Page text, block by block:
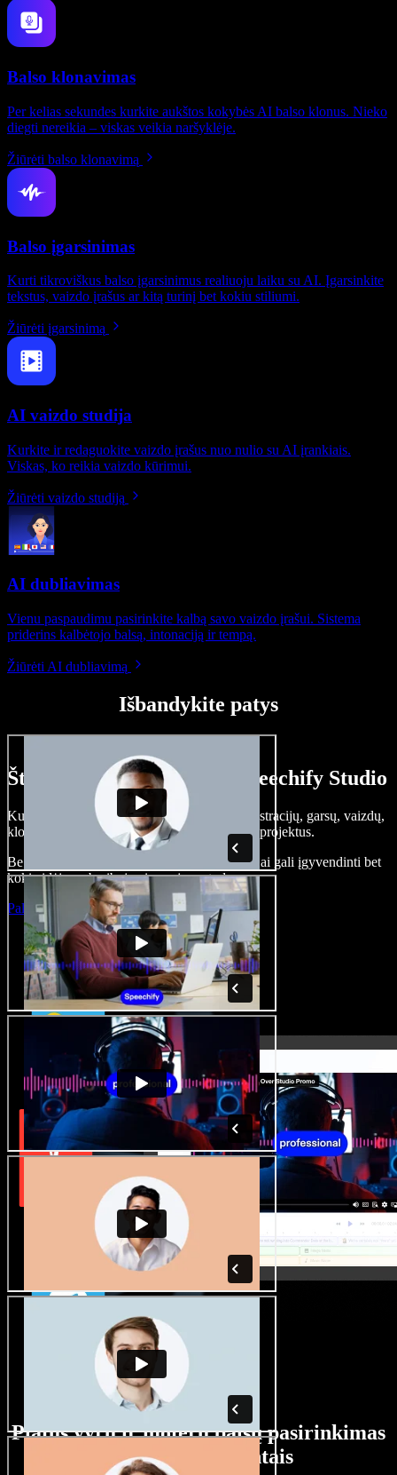
Balso klonavimas
Per kelias sekundes kurkite aukštos kokybės AI balso klonus. Nieko
diegti nereikia – viskas veikia naršyklėje.
Žiūrėti balso klonavimą
Balso įgarsinimas
Kurti tikroviškus balso įgarsinimus realiuoju laiku su AI. Įgarsinkite
tekstus, vaizdo įrašus ar kitą turinį bet kokiu stiliumi.
Žiūrėti įgarsinimą
AI vaizdo studija
Kurkite ir redaguokite vaizdo įrašus nuo nulio su AI įrankiais.
Viskas, ko reikia vaizdo kūrimui.
Žiūrėti vaizdo studiją
AI dubliavimas
Vienu paspaudimu pasirinkite kalbą savo vaizdo įrašui. Sistema
priderins kalbėtojo balsą, intonaciją ir tempą.
Žiūrėti AI dubliavimą
Išbandykite patys
Štai ką galite nuveikti su Speechify Studio
Kurkite įgarsinimus, pridėkite nemokamų iliustracijų, garsų, vaizdų,
klonuokite balsą – kurkite pilnus, įspūdingus projektus.
Be jokių mokymų ir viskas naršyklėje – kūrėjai gali įgyvendinti bet
kokią idėją, neberibojami senųjų metodų.
Paleisti studiją
Platus vyrų ir moterų balsų pasirinkimas
su įvairiais akcentais